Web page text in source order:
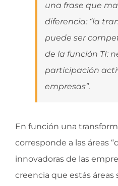
una frase que
diferencia: “la
puede ser
de la función TI:
participación
empresas”.
En función una
corresponde a las áreas
innovadoras de las
creencia que estás áreas